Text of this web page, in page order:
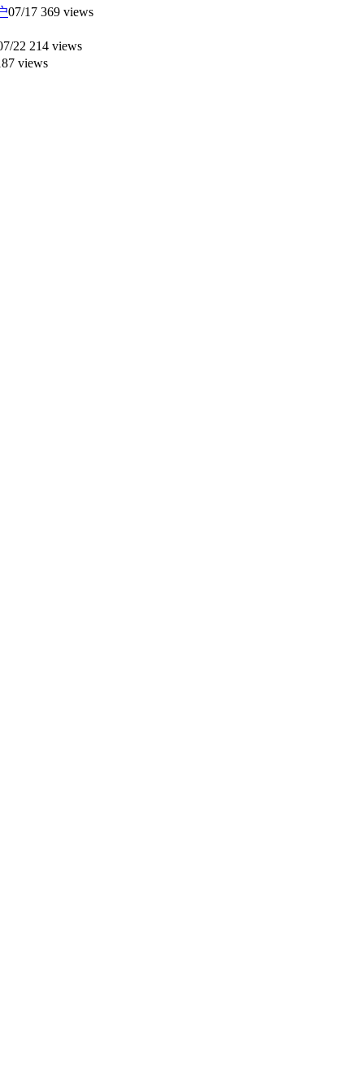
07/17 369 views
22 214 views
views